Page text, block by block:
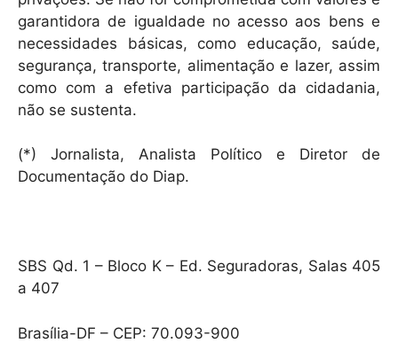
garantidora de igualdade no acesso aos bens e
necessidades básicas, como educação, saúde,
segurança, transporte, alimentação e lazer, assim
como com a efetiva participação da cidadania,
não se sustenta.
(*) Jornalista, Analista Político e Diretor de
Documentação do Diap.
SBS Qd. 1 – Bloco K – Ed. Seguradoras, Salas 405
a 407
Brasília-DF – CEP: 70.093-900